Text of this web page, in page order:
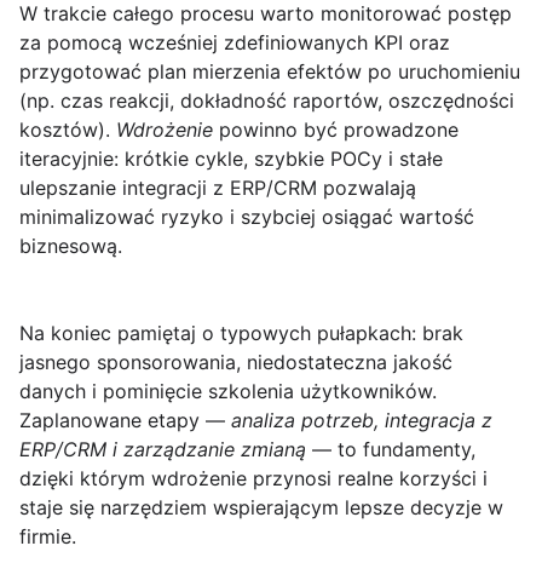
W trakcie całego procesu warto monitorować postęp
za pomocą wcześniej zdefiniowanych KPI oraz
przygotować plan mierzenia efektów po uruchomieniu
(np. czas reakcji, dokładność raportów, oszczędności
kosztów). Wdrożenie powinno być prowadzone
iteracyjnie: krótkie cykle, szybkie POCy i stałe
ulepszanie integracji z ERP/CRM pozwalają
minimalizować ryzyko i szybciej osiągać wartość
biznesową.
Na koniec pamiętaj o typowych pułapkach: brak
jasnego sponsorowania, niedostateczna jakość
danych i pominięcie szkolenia użytkowników.
Zaplanowane etapy — analiza potrzeb, integracja z
ERP/CRM i zarządzanie zmianą — to fundamenty,
dzięki którym wdrożenie przynosi realne korzyści i
staje się narzędziem wspierającym lepsze decyzje w
firmie.